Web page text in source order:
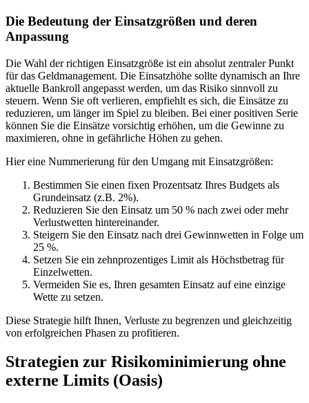
Die Bedeutung der Einsatzgrößen und deren
Anpassung
Die Wahl der richtigen Einsatzgröße ist ein absolut zentraler Punkt
für das Geldmanagement. Die Einsatzhöhe sollte dynamisch an Ihre
aktuelle Bankroll angepasst werden, um das Risiko sinnvoll zu
steuern. Wenn Sie oft verlieren, empfiehlt es sich, die Einsätze zu
reduzieren, um länger im Spiel zu bleiben. Bei einer positiven Serie
können Sie die Einsätze vorsichtig erhöhen, um die Gewinne zu
maximieren, ohne in gefährliche Höhen zu gehen.
Hier eine Nummerierung für den Umgang mit Einsatzgrößen:
Bestimmen Sie einen fixen Prozentsatz Ihres Budgets als
Grundeinsatz (z.B. 2%).
Reduzieren Sie den Einsatz um 50 % nach zwei oder mehr
Verlustwetten hintereinander.
Steigern Sie den Einsatz nach drei Gewinnwetten in Folge um
25 %.
Setzen Sie ein zehnprozentiges Limit als Höchstbetrag für
Einzelwetten.
Vermeiden Sie es, Ihren gesamten Einsatz auf eine einzige
Wette zu setzen.
Diese Strategie hilft Ihnen, Verluste zu begrenzen und gleichzeitig
von erfolgreichen Phasen zu profitieren.
Strategien zur Risikominimierung ohne
externe Limits (Oasis)